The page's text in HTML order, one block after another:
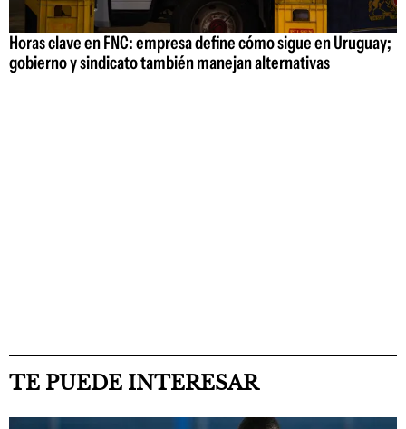
Horas clave en FNC: empresa define cómo sigue en Uruguay;
gobierno y sindicato también manejan alternativas
TE PUEDE INTERESAR